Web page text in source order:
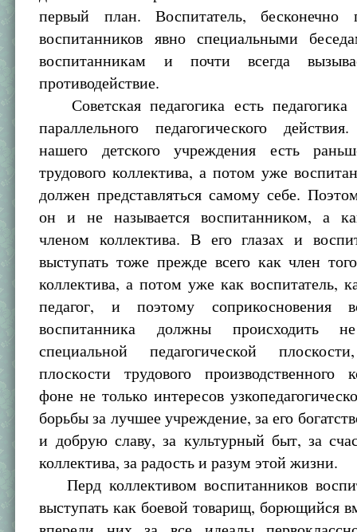
первый план. Воспитатель, бесконечно
воспитанников явно специальными
воспитанникам и почти всегда
противодействие.
Советская педагогика есть
параллельного педагогического
нашего детского учреждения есть
трудового коллектива, а потом уже
должен представляться самому себе.
он и не называется воспитанником, а
членом коллектива. В его глазах и
выступать тоже прежде всего как член
коллектива, а потом уже как воспитатель,
педагог, и поэтому соприкосновения
воспитанника должны происходить
специальной педагогической
плоскости трудового производственного
фоне не только интересов
борьбы за лучшее учреждение, за его
и добрую славу, за культурный быт, за
коллектива, за радость и разум этой жизни.
Перд коллективом воспитанников
выступать как боевой товарищ, борющийся